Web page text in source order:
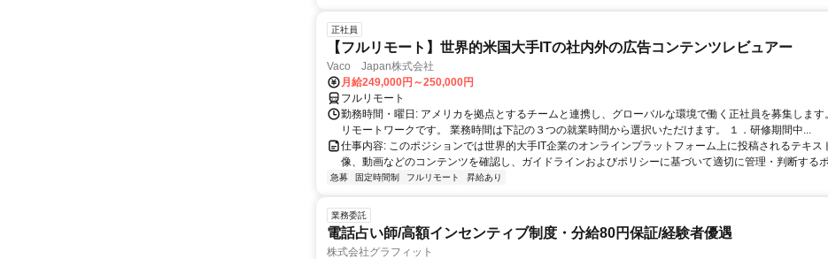
正社員
【フルリモート】世界的米国大手ITの社内外の広告コンテンツレビュアー
Vaco Japan株式会社
月給249,000円～250,000円
フルリモート
勤務時間・曜日: アメリカを拠点とするチームと連携し、グローバルな環境で働く正社員を募集します
リモートワークです。 業務時間は下記の３つの就業時間から選択いただけます。 １．研修期間中...
仕事内容: このポジションでは世界的大手IT企業のオンラインプラットフォーム上に投稿されるテキス
像、動画などのコンテンツを確認し、ガイドラインおよびポリシーに基づいて適切に管理・判断する
急募 固定時間制 フルリモート 昇給あり
業務委託
電話占い師/高額インセンティブ制度・分給80円保証/経験者優遇
株式会社グラフィット